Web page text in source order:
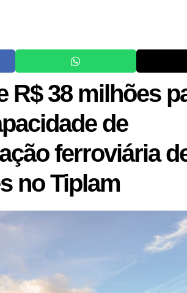
R$ 38 milhões
de
ferroviária
no Tiplam